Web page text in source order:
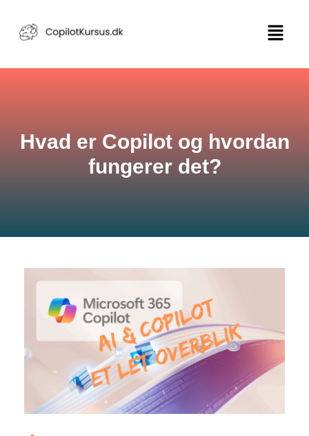
Hvad er Copilot og hvordan
fungerer det?